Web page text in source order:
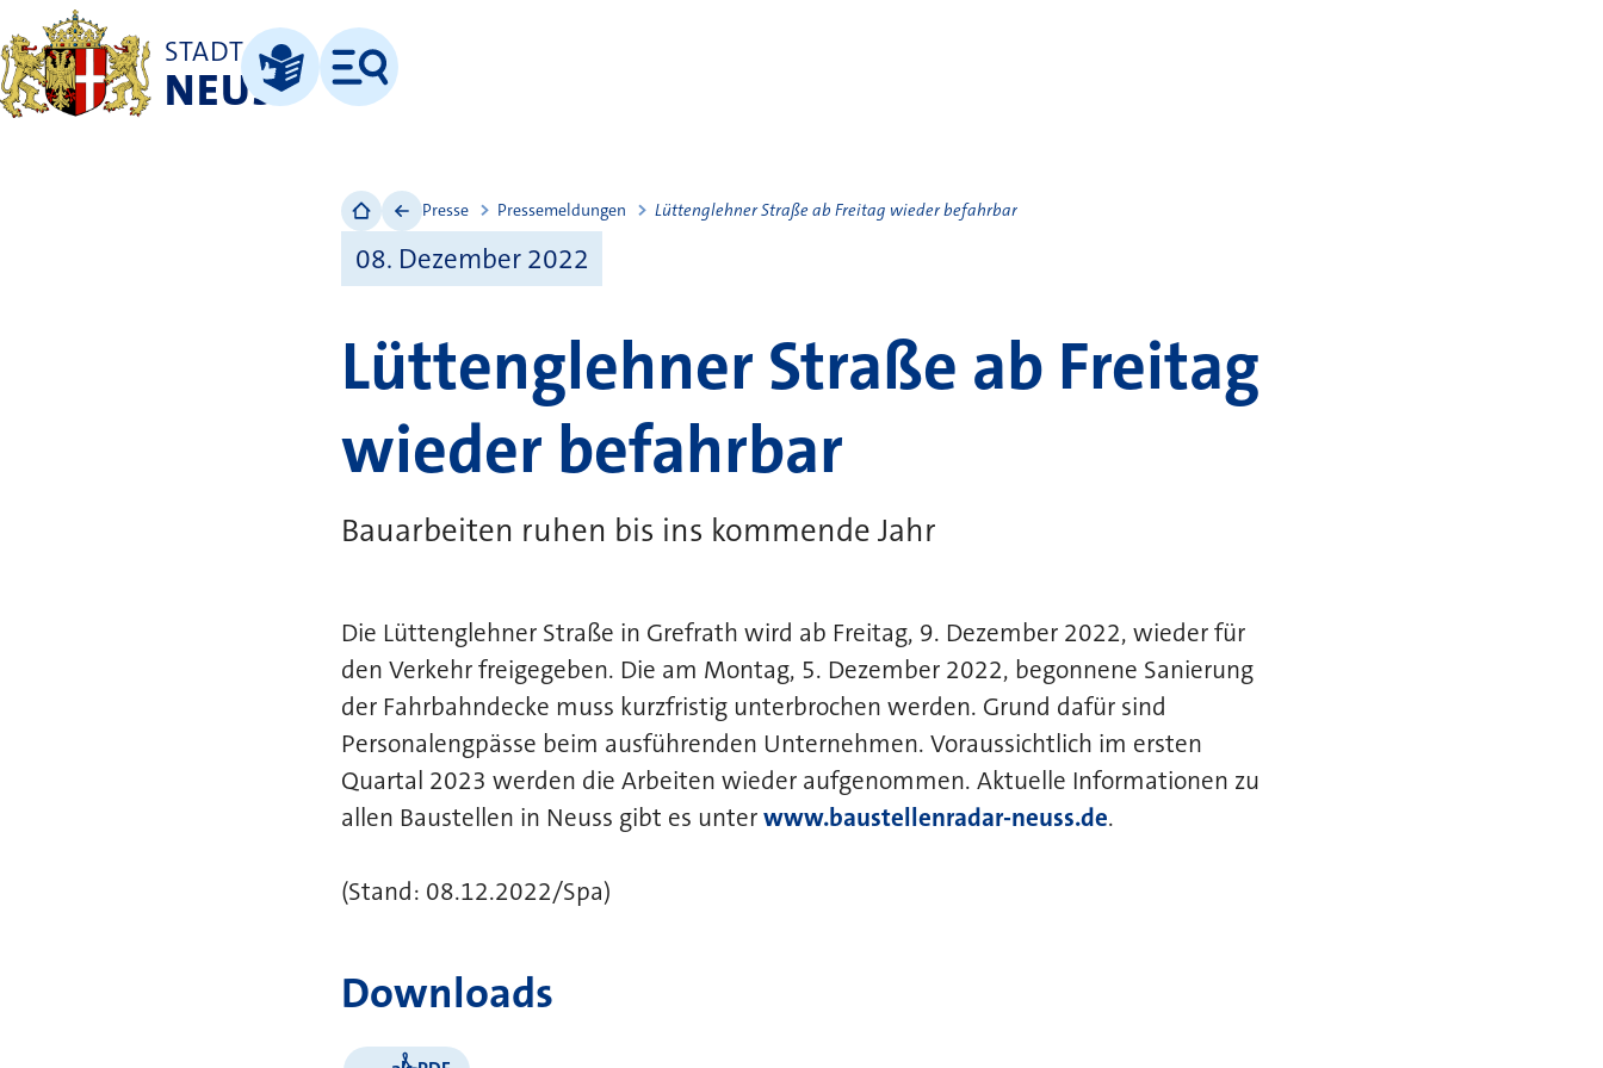
STADT
NEUSSLeichte Sprache
Menü
Presse Pressemeldungen Lüttenglehner Straße ab Freitag wieder befahrbar
08. Dezember 2022
Lüttenglehner Straße ab Freitag
wieder befahrbar
Bauarbeiten ruhen bis ins kommende Jahr
Die Lüttenglehner Straße in Grefrath wird ab Freitag, 9. Dezember 2022, wieder für
den Verkehr freigegeben. Die am Montag, 5. Dezember 2022, begonnene Sanierung
der Fahrbahndecke muss kurzfristig unterbrochen werden. Grund dafür sind
Personalengpässe beim ausführenden Unternehmen. Voraussichtlich im ersten
Quartal 2023 werden die Arbeiten wieder aufgenommen. Aktuelle Informationen zu
allen Baustellen in Neuss gibt es unterwww.baustellenradar-neuss.de.
(Stand: 08.12.2022/Spa)
Downloads